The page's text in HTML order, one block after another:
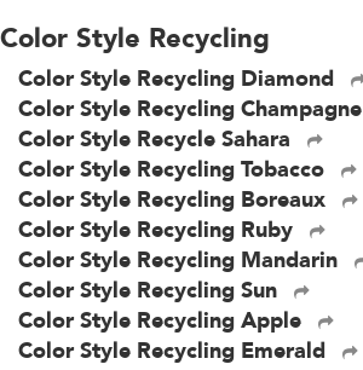
Color Style Recycling
Color Style Recycling Diamond
Color Style Recycling Champagne
Color Style Recycle Sahara
Color Style Recycling Tobacco
Color Style Recycling Boreaux
Color Style Recycling Ruby
Color Style Recycling Mandarin
Color Style Recycling Sun
Color Style Recycling Apple
Color Style Recycling Emerald